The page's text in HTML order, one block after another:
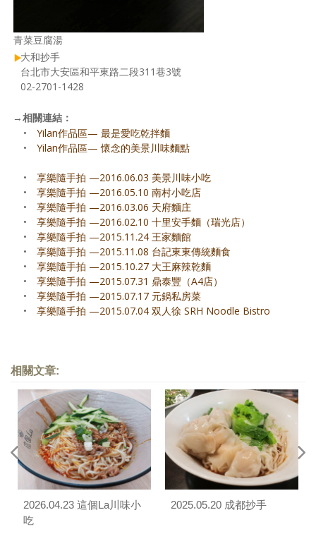
青菜豆腐湯
大和抄手
台北市大安區和平東路二段311巷3號
02-2701-1428
→相關連結：
•
Yilan作品區— 最是愛吃乾拌麵
•
Yilan作品區— 懷念的美景川味麵點
•
享樂隨手拍 —2016.06.03 美景川味小吃
•
享樂隨手拍 —2016.05.10 南村小吃店
•
享樂隨手拍 —2016.03.06 天府麵庄
•
享樂隨手拍 —2016.02.10 十里安手麵（瑞光店）
•
享樂隨手拍 —2015.11.24 王家麵館
•
享樂隨手拍 —2015.11.08 台記東東傳統麵食
•
享樂隨手拍 —2015.10.27 大王麻辣乾麵
•
享樂隨手拍 —2015.07.31 鼎泰豐（A4店）
•
享樂隨手拍 —2015.07.17 元鍋私房菜
•
享樂隨手拍 —2015.07.04 双人徐 SRH Noodle Bistro
相關文章:
2026.04.23 這個La川味小
吃
2025.05.20 成都抄手